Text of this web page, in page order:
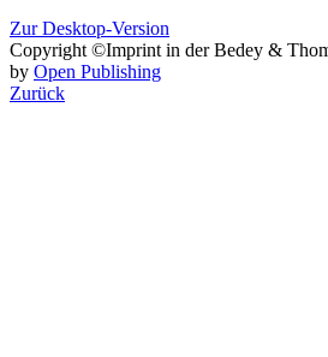
Vertrag widerrufen
Zur Desktop-Version
Copyright ©Imprint in der Bedey &